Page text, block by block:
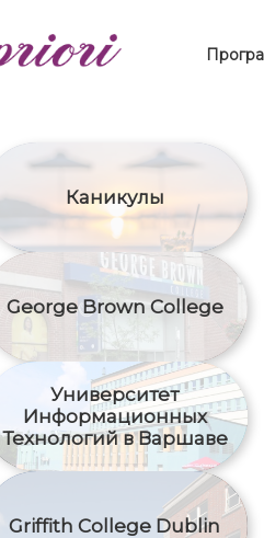
Каникулы
George Brown College
Университет
Информационных
Технологий в Варшаве
Griffith College Dublin